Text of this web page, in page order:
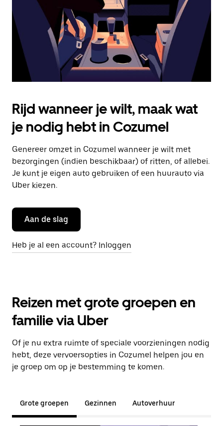
agenda
te
sluiten.
Rijd wanneer je wilt, maak wat
je nodig hebt in Cozumel
Genereer omzet in Cozumel wanneer je wilt met
bezorgingen (indien beschikbaar) of ritten, of allebei.
Je kunt je eigen auto gebruiken of een huurauto via
Uber kiezen.
Aan de slag
Heb je al een account? Inloggen
Reizen met grote groepen en
familie via Uber
Of je nu extra ruimte of speciale voorzieningen nodig
hebt, deze vervoersopties in Cozumel helpen jou en
je groep om op je bestemming te komen.
Grote groepen Gezinnen Autoverhuur